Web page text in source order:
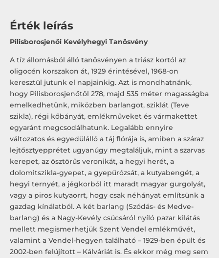
Érték leírás
Pilisborosjenői Kevélyhegyi Tanösvény
A tíz állomásból álló tanösvényen a triász kortól az
oligocén korszakon át, 1929 érintésével, 1968-on
keresztül jutunk el napjainkig. Azt is mondhatnánk,
hogy Pilisborosjenőtől 278, majd 535 méter magasságba
emelkedhetünk, miközben barlangot, sziklát (Teve
szikla), régi kőbányát, emlékműveket és vármakettet
egyaránt megcsodálhatunk. Legalább ennyire
változatos és egyedülálló a táj flórája is, amiben a száraz
lejtősztyepprétet ugyanúgy megtaláljuk, mint a szarvas
kerepet, az ösztörűs veronikát, a hegyi herét, a
dolomitszikla-gyepet, a gyepűrózsát, a kutyabengét, a
hegyi ternyét, a jégkorból itt maradt magyar gurgolyát,
vagy a piros kutyaorrt, hogy csak néhányat említsünk a
gazdag kínálatból. A két barlang (Szódás- és Medve-
barlang) és a Nagy-Kevély csúcsáról nyíló pazar kilátás
mellett megismerhetjük Szent Vendel emlékművét,
valamint a Vendel-hegyen található – 1929-ben épült és
2002-ben felújított – Kálváriát is. És ekkor még meg sem